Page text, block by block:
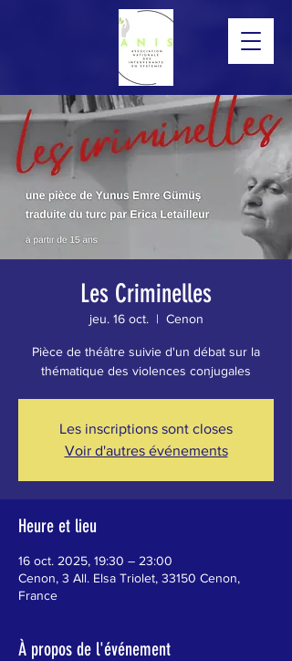
Les Criminelles
jeu. 16 oct.
  |
Cenon
Pièce de théâtre suivie d'un débat sur la
thématique des violences conjugales
Les inscriptions sont closes
Voir d'autres événements
Heure et lieu
16 oct. 2025, 19:30 – 23:00
Cenon, 3 All. Elsa Triolet, 33150 Cenon,
France
À propos de l'événement